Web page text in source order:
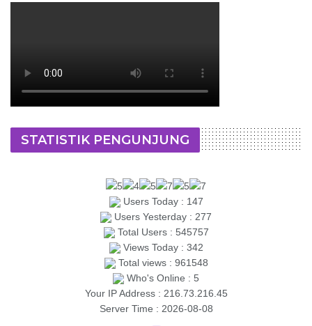
STATISTIK PENGUNJUNG
Users Today : 147
Users Yesterday : 277
Total Users : 545757
Views Today : 342
Total views : 961548
Who's Online : 5
Your IP Address : 216.73.216.45
Server Time : 2026-08-08